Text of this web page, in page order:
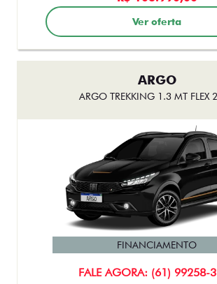
FALE AGORA: (61) 99258-
FINANCIAMENTO
De: R$ 206.490,00
R$ 187.990,00
Ver oferta